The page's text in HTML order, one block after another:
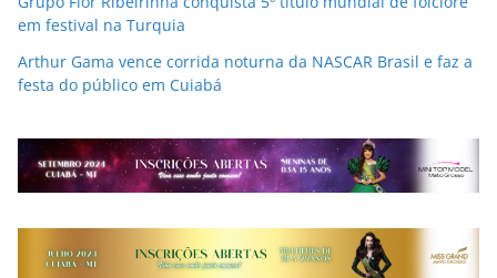
em festival na Turquia
Arthur Gama vence corrida noturna da NASCAR Brasil e faz a
festa do público em Cuiabá